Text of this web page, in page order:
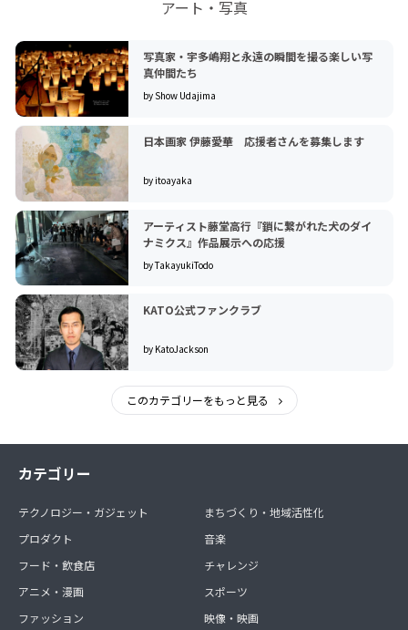
アート・写真
写真家・宇多嶋翔と永遠の瞬間を撮る楽しい写
真仲間たち
by Show Udajima
日本画家 伊藤愛華 応援者さんを募集します
by itoayaka
アーティスト藤堂高行『鎖に繋がれた犬のダイ
ナミクス』作品展示への応援
by TakayukiTodo
KATO公式ファンクラブ
by KatoJackson
このカテゴリーをもっと見る
カテゴリー
テクノロジー・ガジェット
プロダクト
フード・飲食店
アニメ・漫画
ファッション
まちづくり・地域活性化
音楽
チャレンジ
スポーツ
映像・映画